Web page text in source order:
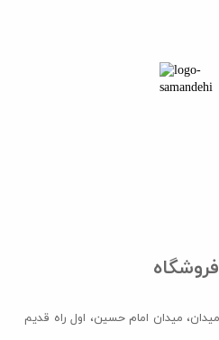
میدان امام حسین، اول راه قدیم